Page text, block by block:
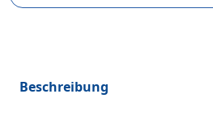
Beschreibung